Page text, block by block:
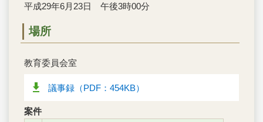
平成29年6月23日 午後3時00分
場所
教育委員会室
議事録（PDF：454KB）
案件